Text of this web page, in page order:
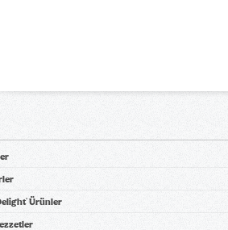
® Ürünler